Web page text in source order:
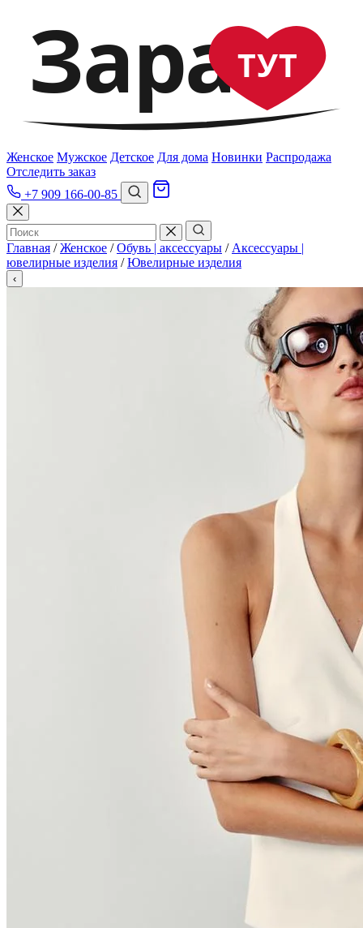
ЗараТУТ
Женское Мужское Детское Для дома Новинки Распродажа
Отследить заказ
+7 909 166-00-85
Главная / Женское / Обувь | аксессуары / Аксессуары |
ювелирные изделия / Ювелирные изделия
‹